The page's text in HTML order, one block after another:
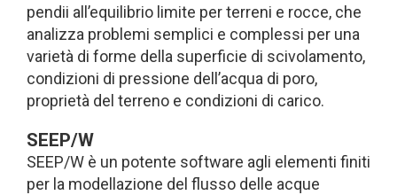
pendii all’equilibrio limite per terreni e rocce, che
analizza problemi semplici e complessi per una
varietà di forme della superficie di scivolamento,
condizioni di pressione dell’acqua di poro,
proprietà del terreno e condizioni di carico.
SEEP/W
SEEP/W è un potente software agli elementi finiti
per la modellazione del flusso delle acque